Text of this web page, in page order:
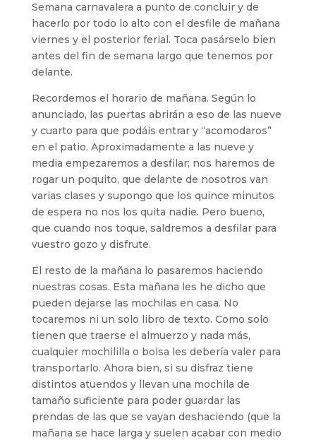
Semana carnavalera a punto de concluir y de
hacerlo por todo lo alto con el desfile de mañana
viernes y el posterior ferial. Toca pasárselo bien
antes del fin de semana largo que tenemos por
delante.
Recordemos el horario de mañana. Según lo
anunciado, las puertas abrirán a eso de las nueve
y cuarto para que podáis entrar y “acomodaros”
en el patio. Aproximadamente a las nueve y
media empezaremos a desfilar; nos haremos de
rogar un poquito, que delante de nosotros van
varias clases y supongo que los quince minutos
de espera no nos los quita nadie. Pero bueno,
que cuando nos toque, saldremos a desfilar para
vuestro gozo y disfrute.
El resto de la mañana lo pasaremos haciendo
nuestras cosas. Esta mañana les he dicho que
pueden dejarse las mochilas en casa. No
tocaremos ni un solo libro de texto. Como solo
tienen que traerse el almuerzo y nada más,
cualquier mochililla o bolsa les debería valer para
transportarlo. Ahora bien, si su disfraz tiene
distintos atuendos y llevan una mochila de
tamaño suficiente para poder guardar las
prendas de las que se vayan deshaciendo (que la
mañana se hace larga y suelen acabar con medio